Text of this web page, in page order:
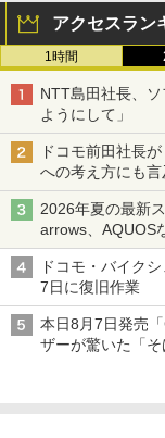
アクセスラン
1時間
NTT島田社長、
ようにして」
ドコモ前田社長
への考え方にも言
2026年夏の最新
arrows、AQUOS
ドコモ・バイク
7日に復旧作業
本日8月7日発売
ザーが驚いた「そ